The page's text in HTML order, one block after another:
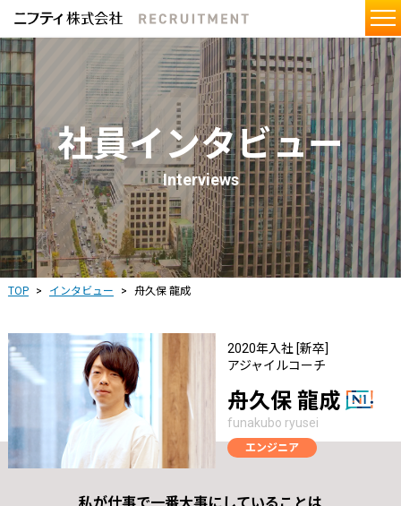
社員インタビュー
Interviews
TOP インタビュー 舟久保 龍成
2020年入社 [新卒]
アジャイルコーチ
舟久保 龍成
funakubo ryusei
エンジニア